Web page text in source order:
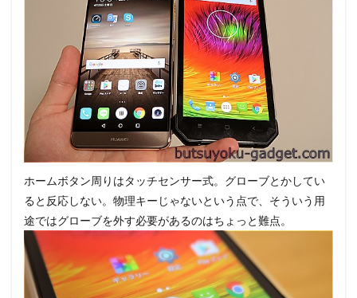
ホームボタン周りはタッチセンサー式。グローブとかしてい
ると反応しない。物理キーじゃないという点で、そういう用
途ではグローブを外す必要があるのはちょっと難点。